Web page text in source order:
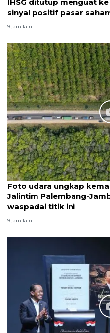
IHSG ditutup menguat
sinyal positif pasar
9 jam lalu
Foto udara ungkap
Jalintim Palembang-
waspadai titik ini
9 jam lalu